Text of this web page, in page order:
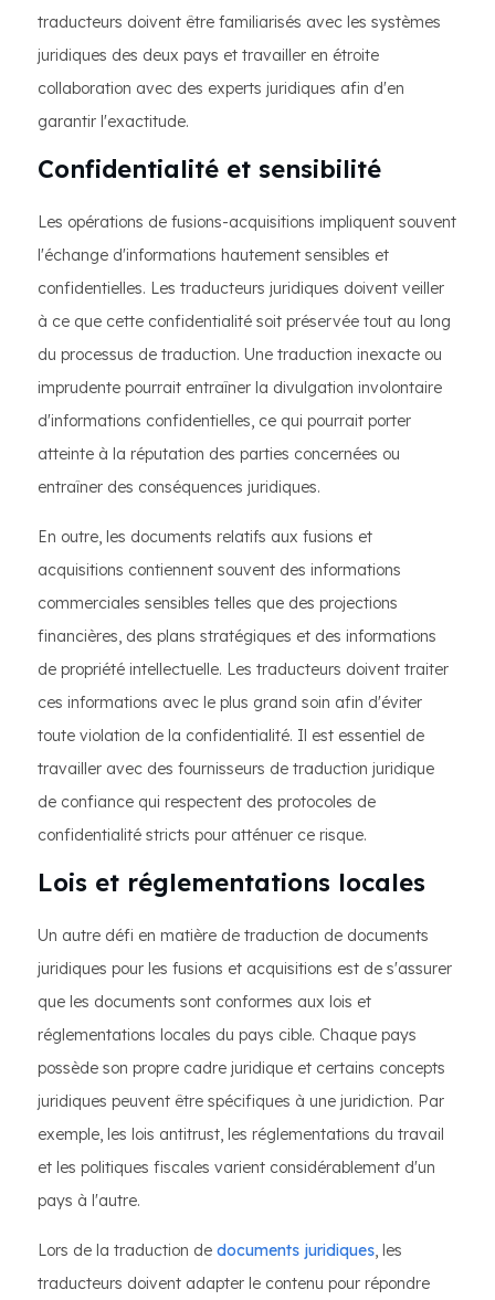
traducteurs doivent être familiarisés avec les systèmes
juridiques des deux pays et travailler en étroite
collaboration avec des experts juridiques afin d'en
garantir l'exactitude.
Confidentialité et sensibilité
Les opérations de fusions-acquisitions impliquent souvent
l'échange d'informations hautement sensibles et
confidentielles. Les traducteurs juridiques doivent veiller
à ce que cette confidentialité soit préservée tout au long
du processus de traduction. Une traduction inexacte ou
imprudente pourrait entraîner la divulgation involontaire
d'informations confidentielles, ce qui pourrait porter
atteinte à la réputation des parties concernées ou
entraîner des conséquences juridiques.
En outre, les documents relatifs aux fusions et
acquisitions contiennent souvent des informations
commerciales sensibles telles que des projections
financières, des plans stratégiques et des informations
de propriété intellectuelle. Les traducteurs doivent traiter
ces informations avec le plus grand soin afin d'éviter
toute violation de la confidentialité. Il est essentiel de
travailler avec des fournisseurs de traduction juridique
de confiance qui respectent des protocoles de
confidentialité stricts pour atténuer ce risque.
Lois et réglementations locales
Un autre défi en matière de traduction de documents
juridiques pour les fusions et acquisitions est de s'assurer
que les documents sont conformes aux lois et
réglementations locales du pays cible. Chaque pays
possède son propre cadre juridique et certains concepts
juridiques peuvent être spécifiques à une juridiction. Par
exemple, les lois antitrust, les réglementations du travail
et les politiques fiscales varient considérablement d'un
pays à l'autre.
Lors de la traduction de documents juridiques, les
traducteurs doivent adapter le contenu pour répondre